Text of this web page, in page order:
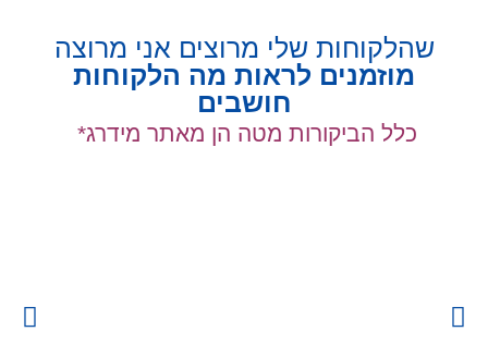
שהלקוחות שלי מרוצים אני מרוצה
מוזמנים לראות מה הלקוחות
חושבים
כלל הביקורות מטה הן מאתר מידרג*